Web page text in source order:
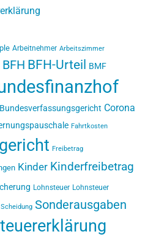
Arbeitnehmer Arbeitszimmer
BFH BFH-Urteil BMF
Bundesverfassungsgericht Corona
Fahrtkosten
Freibetrag
Kinder Kinderfreibetrag
Lohnsteuer Lohnsteuer
Scheidung Sonderausgaben